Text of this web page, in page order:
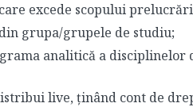
excede scopului
grupa/grupele de studiu;
analitică a disciplinelor
live, ținând cont de